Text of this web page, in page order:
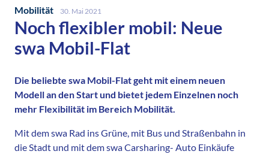
Mobilität 30. Mai 2021
Noch flexibler mobil: Neue
swa Mobil-Flat
Die beliebte swa Mobil-Flat geht mit einem neuen
Modell an den Start und bietet jedem Einzelnen noch
mehr Flexibilität im Bereich Mobilität.
Mit dem swa Rad ins Grüne, mit Bus und Straßenbahn in
die Stadt und mit dem swa Carsharing- Auto Einkäufe